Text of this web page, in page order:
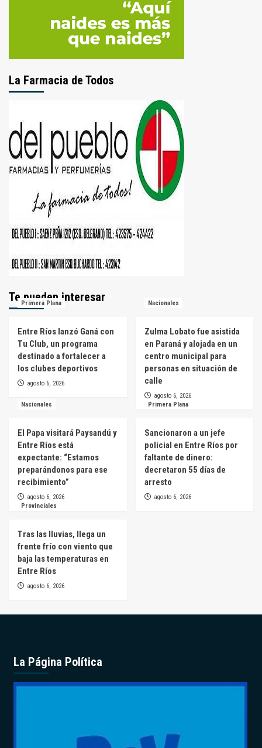
La Farmacia de Todos
Te pueden interesar
Primera Plana
Entre Ríos lanzó Ganá con
Tu Club, un programa
destinado a fortalecer a
los clubes deportivos
agosto 6, 2026
Nacionales
Zulma Lobato fue asistida
en Paraná y alojada en un
centro municipal para
personas en situación de
calle
agosto 6, 2026
Nacionales
El Papa visitará Paysandú y
Entre Ríos está
expectante: “Estamos
preparándonos para ese
recibimiento”
agosto 6, 2026
Primera Plana
Sancionaron a un jefe
policial en Entre Ríos por
faltante de dinero:
decretaron 55 días de
arresto
agosto 6, 2026
Provinciales
Tras las lluvias, llega un
frente frío con viento que
baja las temperaturas en
Entre Ríos
agosto 6, 2026
La Página Política